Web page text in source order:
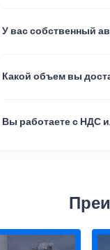
У вас собственный
Какой объем вы
Вы работаете с НДС